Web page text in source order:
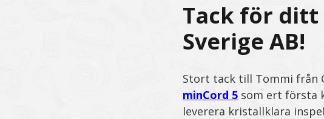
Tack för ditt
Sverige AB!
Stort tack till Tommi från
minCord 5som ert första
leverera kristallklara